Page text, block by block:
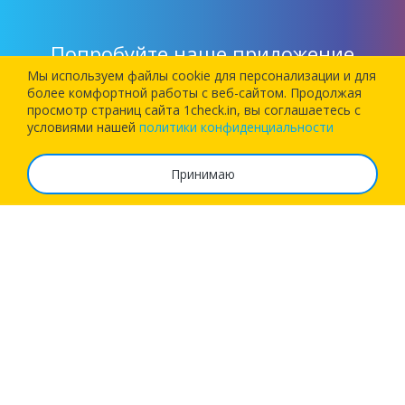
Попробуйте наше приложение
Установите наше приложение и позвольте 1Checkin
зарегистрировать вас на следующий рейс!
Мы используем файлы cookie для персонализации и для
более комфортной работы c веб-сайтом. Продолжая
просмотр страниц сайта 1check.in, вы соглашаетесь с
условиями нашей политики конфиденциальности
Принимаю